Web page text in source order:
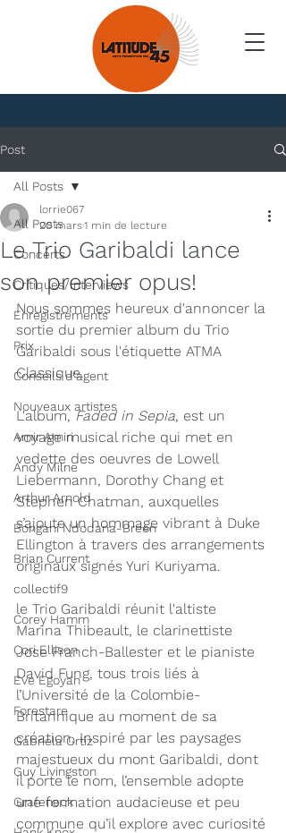
Nouvelles
Post
All Posts
Concerts
Critiques/Interviews
Enregistrements
Prix
Conseils d'agent
Nouveaux artistes
Amir Amiri
Andy Milne
Arthur Arnold
Bongani Ndodana-Breen
Brian Current
collectif9
Corey Hamm
Cori Ellison
Eve Egoyan
Forestare
Gabriela Ortiz
Guy Livingston
Grafeneck
All Posts
Le Trio Garibaldi lance
son premier opus!
lorrie067
20 mars1 min de lecture
Nous sommes heureux d'annoncer la
sortie du premier album du Trio
Garibaldi sous l'étiquette ATMA
Classique.
L'album, Faded in Sepia, est un
voyage musical riche qui met en
vedette des oeuvres de Lowell
Liebermann, Dorothy Chang et
Stephen Chatman, auxquelles
s’ajoute un hommage vibrant à Duke
Ellington à travers des arrangements
originaux signés Yuri Kuriyama.
le Trio Garibaldi réunit l'altiste
Marina Thibeault, le clarinettiste
Jose Franch-Ballester et le pianiste
David Fung, tous trois liés à
l’Université de la Colombie-
Britannique au moment de sa
création. Inspiré par les paysages
majestueux du mont Garibaldi, dont
il porte le nom, l’ensemble adopte
une formation audacieuse et peu
commune qu’il explore avec curiosité